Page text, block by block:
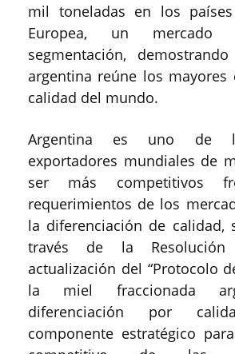
mil toneladas en los
Europea, un mercado
segmentación,
argentina reúne los mayores
calidad del mundo.
Argentina es uno de
exportadores mundiales de
ser más competitivos
requerimientos de los
la diferenciación de calidad,
través de la Resolución
actualización del “Protocolo
la miel fraccionada
diferenciación por
componente estratégico